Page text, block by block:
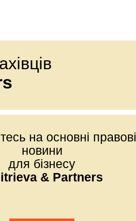
на основні правові
новини
для бізнесу
& Partners
Е-mail:office@dmp.com.ua